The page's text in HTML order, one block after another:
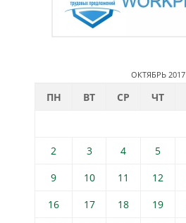
ОКТЯБРЬ 2017
ПН ВТ СР ЧТ
2
3 4 5
9
10 11 12
16
17 18 19